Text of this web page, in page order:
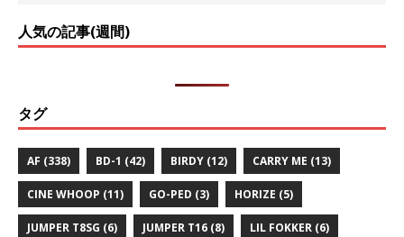
人気の記事(週間)
タグ
AF (338) BD-1 (42) BIRDY (12) CARRY ME (13)
CINE WHOOP (11) GO-PED (3) HORIZE (5)
JUMPER T8SG (6) JUMPER T16 (8) LIL FOKKER (6)